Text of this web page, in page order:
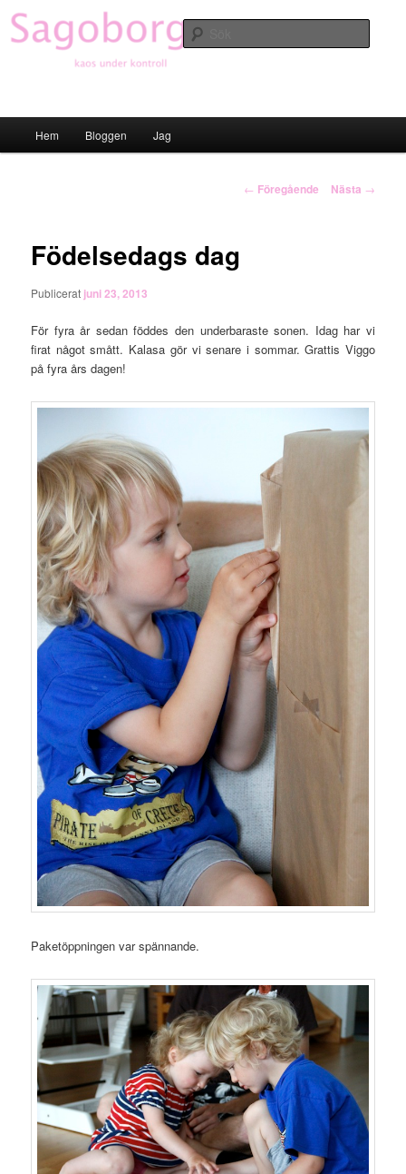
Hoppa
till
primärt
Hem Bloggen Jag
Inläggsnavigering
← Föregående Nästa →
Födelsedags dag
Publicerat juni 23, 2013
För fyra år sedan föddes den underbaraste sonen. Idag har vi
firat något smått. Kalasa gör vi senare i sommar. Grattis Viggo
på fyra års dagen!
Paketöppningen var spännande.